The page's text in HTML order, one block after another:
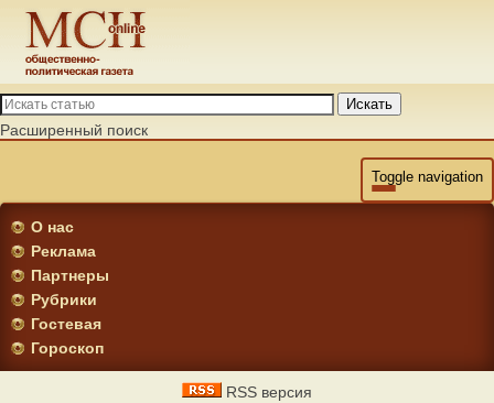
Искать
Расширенный поиск
Toggle navigation
О нас
Реклама
Партнеры
Рубрики
Гостевая
Гороскоп
RSS версия